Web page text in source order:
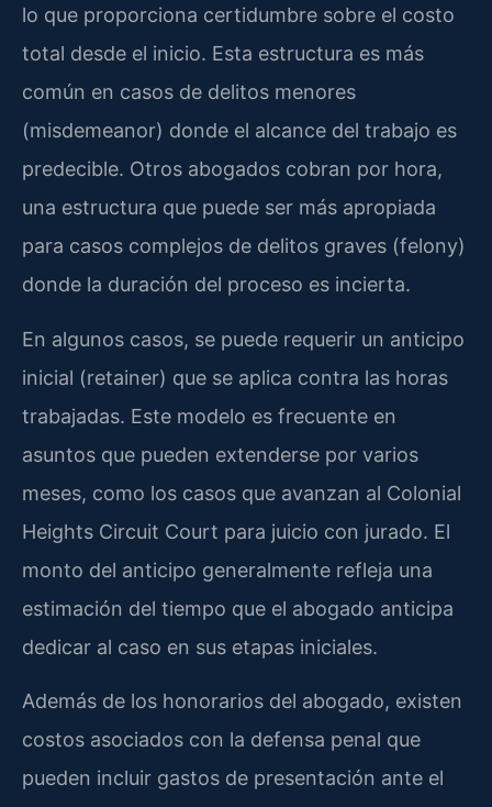
lo que proporciona certidumbre sobre el costo
total desde el inicio. Esta estructura es más
común en casos de delitos menores
(misdemeanor) donde el alcance del trabajo es
predecible. Otros abogados cobran por hora,
una estructura que puede ser más apropiada
para casos complejos de delitos graves (felony)
donde la duración del proceso es incierta.
En algunos casos, se puede requerir un anticipo
inicial (retainer) que se aplica contra las horas
trabajadas. Este modelo es frecuente en
asuntos que pueden extenderse por varios
meses, como los casos que avanzan al Colonial
Heights Circuit Court para juicio con jurado. El
monto del anticipo generalmente refleja una
estimación del tiempo que el abogado anticipa
dedicar al caso en sus etapas iniciales.
Además de los honorarios del abogado, existen
costos asociados con la defensa penal que
pueden incluir gastos de presentación ante el